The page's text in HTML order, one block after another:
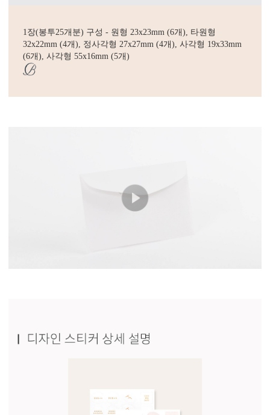
1장(봉투25개분) 구성 - 원형 23x23mm (6개), 타원형
32x22mm (4개), 정사각형 27x27mm (4개), 사각형 19x33mm
(6개), 사각형 55x16mm (5개)